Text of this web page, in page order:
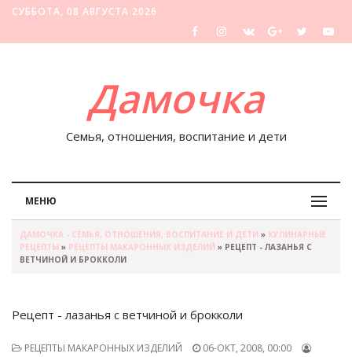
СУББОТА, 08 АВГУСТА 2026
Дамочка
Семья, отношения, воспитание и дети
МЕНЮ
ДАМОЧКА - СЕМЬЯ, ОТНОШЕНИЯ, ВОСПИТАНИЕ И ДЕТИ » КУЛИНАРНЫЕ
РЕЦЕПТЫ » РЕЦЕПТЫ МАКАРОННЫХ ИЗДЕЛИЙ » РЕЦЕПТ - ЛАЗАНЬЯ С
ВЕТЧИНОЙ И БРОККОЛИ
Рецепт - лазанья с ветчиной и брокколи
РЕЦЕПТЫ МАКАРОННЫХ ИЗДЕЛИЙ
06-ОКТ, 2008, 00:00